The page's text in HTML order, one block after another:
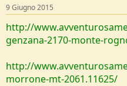
9 Giugno 2015
http://
genzana-2170-monte-
http://
morrone-mt-2061.11625/